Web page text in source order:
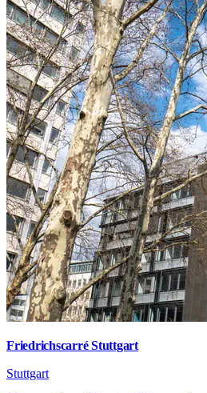
Friedrichscarré Stuttgart
Stuttgart